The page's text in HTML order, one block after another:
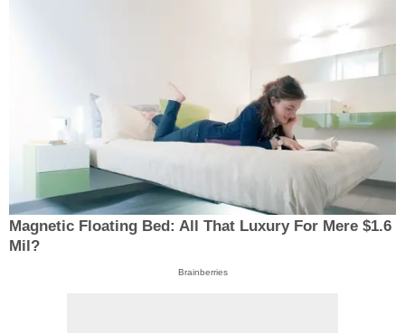
Magnetic Floating Bed: All That Luxury For Mere $1.6
Mil?
Brainberries